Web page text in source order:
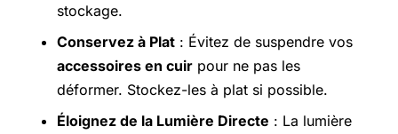
stockage.
Conservez à Plat : Évitez de suspendre vos
accessoires en cuir pour ne pas les
déformer. Stockez-les à plat si possible.
Éloignez de la Lumière Directe : La lumière